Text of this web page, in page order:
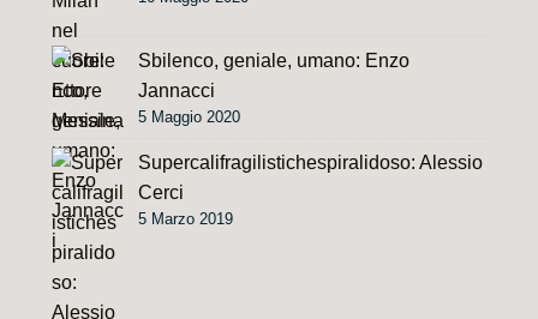
Sbilenco, geniale, umano: Enzo
Jannacci
5 Maggio 2020
Supercalifragilistichespiralidoso: Alessio
Cerci
5 Marzo 2019